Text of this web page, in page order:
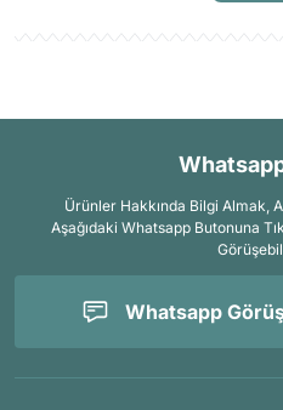
Ürünler Hakkında Bilgi Almak,
Aşağıdaki Whatsapp Butonuna
Whatsapp